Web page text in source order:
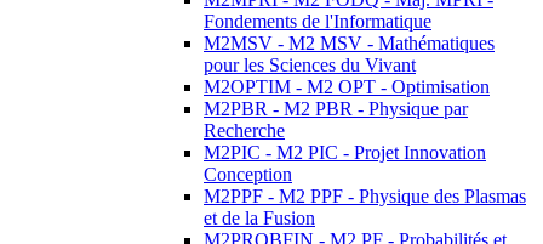
Fondements de l'Informatique
M2MSV - M2 MSV - Mathématiques
pour les Sciences du Vivant
M2OPTIM - M2 OPT - Optimisation
M2PBR - M2 PBR - Physique par
Recherche
M2PIC - M2 PIC - Projet Innovation
Conception
M2PPF - M2 PPF - Physique des Plasmas
et de la Fusion
M2PROBFIN - M2 PF - Probabilités et